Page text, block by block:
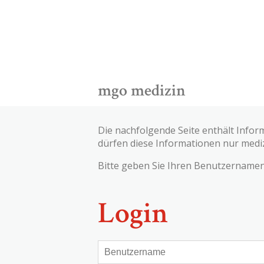
mgo medizin
Die nachfolgende Seite enthält
dürfen diese Informationen nur
Bitte geben Sie Ihren
Login